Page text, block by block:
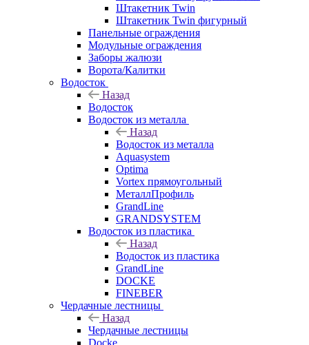
Штакетник Twin
Штакетник Twin фигурный
Панельные ограждения
Модульные ограждения
Заборы жалюзи
Ворота/Калитки
Водосток
Назад
Водосток
Водосток из металла
Назад
Водосток из металла
Aquasystem
Optima
Vortex прямоугольный
МеталлПрофиль
GrandLine
GRANDSYSTEM
Водосток из пластика
Назад
Водосток из пластика
GrandLine
DOCKE
FINEBER
Чердачные лестницы
Назад
Чердачные лестницы
Docke